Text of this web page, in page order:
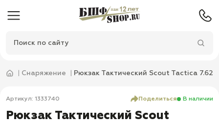
Снаряжение Рюкзак Тактический Scout Tactica 7.62
Артикул: 1333740 Поделиться В наличии
Рюкзак Тактический Scout